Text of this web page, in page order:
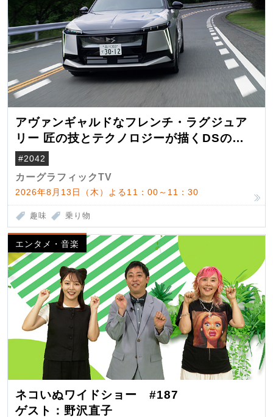
アヴァンギャルドなフレンチ・ラグジュア
リー 匠の技とテクノロジーが描くDSの世
界観
#2042
カーグラフィックTV
2026年8月13日（木）よる11：00～11：30
趣味 乗り物
エンタメ・音楽
ネコいぬワイドショー #187
ゲスト：野沢直子